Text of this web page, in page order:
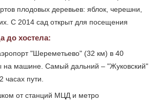
плодовых деревьев: яблок, черешни,
С 2014 сад открыт для посещения
до хостела:
"Шереметьево" (32 км) в 40
на машине. Самый дальний – "Жуковский"
часах пути.
от станций МЦД и метро